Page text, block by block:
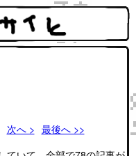
次へ > 最後へ >>